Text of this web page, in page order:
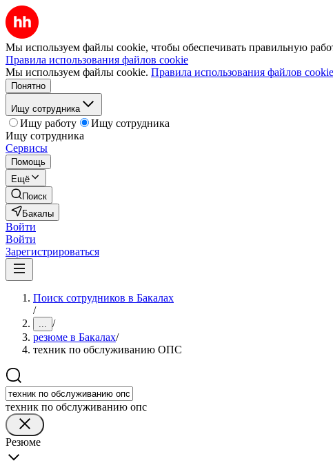
Мы используем файлы cookie, чтобы обеспечивать правильную
Правила использования файлов cookie
Мы используем файлы cookie. Правила использования файлов cookie
Понятно
Ищу сотрудника
Ищу работу
Ищу сотрудника
Ищу сотрудника
Сервисы
Помощь
Ещё
Поиск
Бакалы
Войти
Войти
Зарегистрироваться
Поиск сотрудников в Бакалах
/
... /
резюме в Бакалах/
техник по обслуживанию ОПС
техник по обслуживанию опс
Резюме